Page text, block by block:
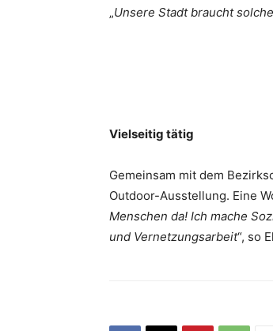
„Unsere Stadt braucht
Vielseitig tätig
Gemeinsam mit dem
Outdoor-Ausstellung. Eine
Menschen da! Ich mache
und Vernetzungsarbeit“, so